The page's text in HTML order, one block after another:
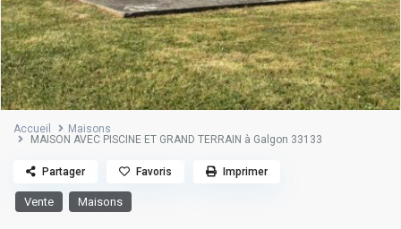
Accueil
Maisons
MAISON AVEC PISCINE ET GRAND TERRAIN à Galgon 33133
Vente Maisons
Partager Favoris Imprimer